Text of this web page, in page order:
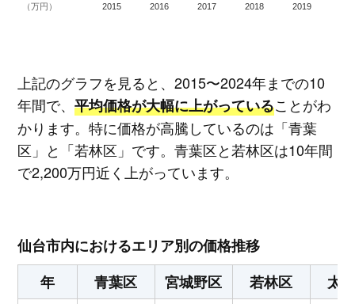
（万円） 2015 2016 2017 2018 2019
上記のグラフを見ると、2015〜2024年までの10
年間で、 平均価格が大幅に上がっていることがわ
かります。特に価格が高騰しているのは「青葉
区」と「若林区」です。青葉区と若林区は10年間
で2,200万円近く上がっています。
仙台市内におけるエリア別の価格推移
年
青葉区 宮城野区 若林区
太